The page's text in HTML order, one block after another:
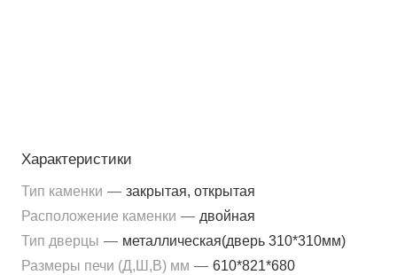
Характеристики
Тип каменки — закрытая, открытая
Расположение каменки — двойная
Тип дверцы — металлическая(дверь 310*310мм)
Размеры печи (Д,Ш,В) мм — 610*821*680